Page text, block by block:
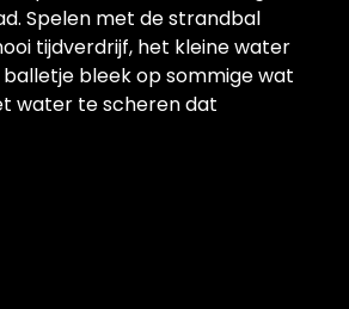
Spelen met de strandbal
tijdverdrijf, het kleine water
bleek op sommige wat
water te scheren dat